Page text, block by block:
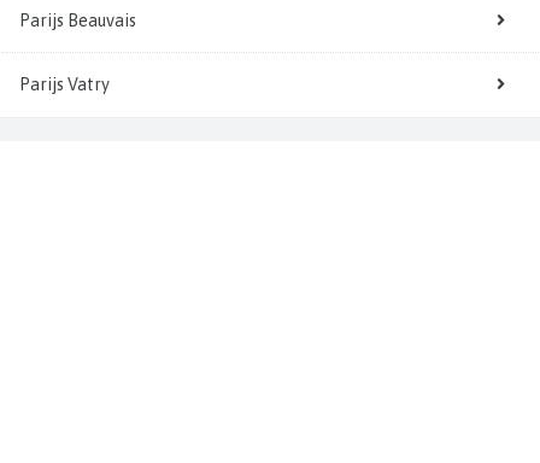
Parijs Beauvais
Parijs Vatry